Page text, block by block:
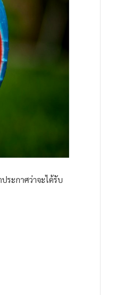
ระกาศว่าจะได้รับ